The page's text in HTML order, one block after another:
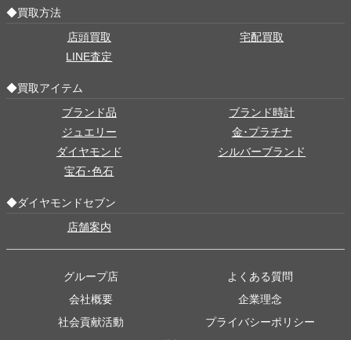
◆買取方法
店頭買取
宅配買取
LINE査定
◆買取アイテム
ブランド品
ブランド時計
ジュエリー
金･プラチナ
ダイヤモンド
シルバーブランド
宝石･色石
◆ダイヤモンドセブン
店舗案内
グループ店
よくある質問
会社概要
企業理念
社会貢献活動
プライバシーポリシー